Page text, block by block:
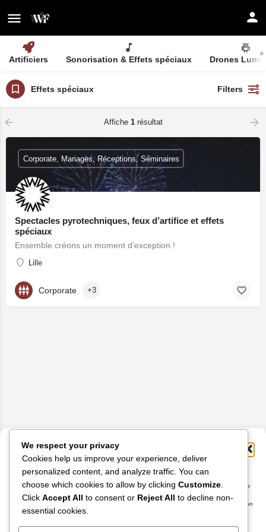
Gérer le consentement
Pour offrir les meilleures expériences, nous utilisons des technologies telles que les
cookies pour stocker et/ou accéder aux informations des appareils. Le fait de consentir
à ces technologies nous permettra de traiter des données telles que le comportement
de navigation ou les ID uniques sur ce site. Le fait de ne pas consentir ou de retirer son
consentement peut avoir un effet négatif sur certaines caractéristiques et fonctions.
Artificiers Sonorisation & Effets spéciaux Drones
Effets spéciaux Filters
Affiche 1résultat
Spectacles pyrotechniques, feux d’artifice et effets
spéciaux
Ensemble créons un moment d'exception !
Lille
Corporate, Mariages, Réceptions, Séminaires
Corporate +3
We respect your privacy
Cookies help us improve your experience, deliver
personalized content, and analyze traffic. You can
choose which cookies to allow by clicking Customize
Click Accept All to consent or Reject All to decline non-
essential cookies.